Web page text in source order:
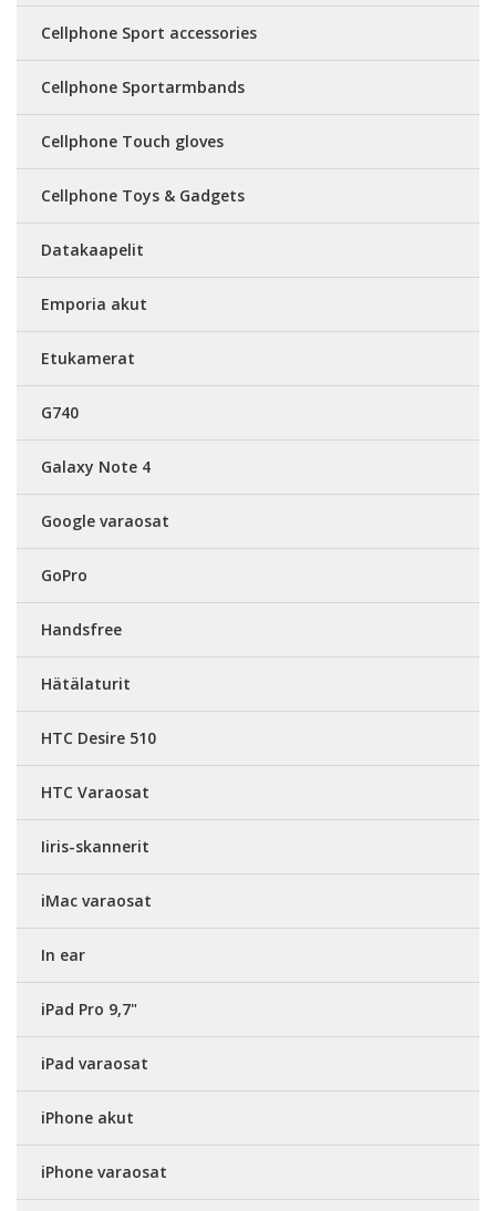
Cellphone Sport accessories
Cellphone Sportarmbands
Cellphone Touch gloves
Cellphone Toys & Gadgets
Datakaapelit
Emporia akut
Etukamerat
G740
Galaxy Note 4
Google varaosat
GoPro
Handsfree
Hätälaturit
HTC Desire 510
HTC Varaosat
Iiris-skannerit
iMac varaosat
In ear
iPad Pro 9,7"
iPad varaosat
iPhone akut
iPhone varaosat